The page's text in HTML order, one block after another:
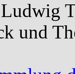
und